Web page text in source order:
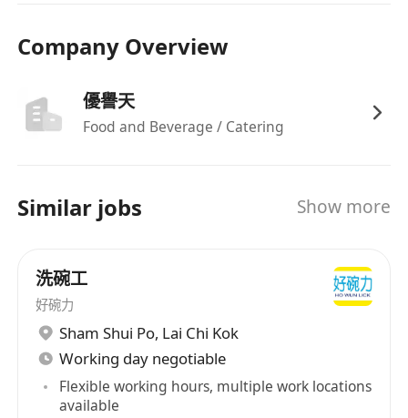
Company Overview
優譽天
Food and Beverage / Catering
Similar jobs Show more
洗碗工
好碗力
Sham Shui Po, Lai Chi Kok
Working day negotiable
Flexible working hours, multiple work locations
available